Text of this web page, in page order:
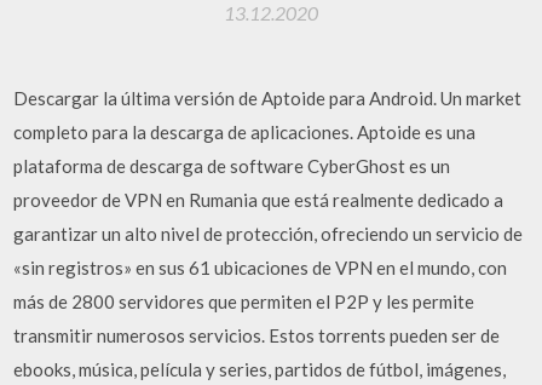
13.12.2020
Descargar la última versión de Aptoide para Android. Un market
completo para la descarga de aplicaciones. Aptoide es una
plataforma de descarga de software CyberGhost es un
proveedor de VPN en Rumania que está realmente dedicado a
garantizar un alto nivel de protección, ofreciendo un servicio de
«sin registros» en sus 61 ubicaciones de VPN en el mundo, con
más de 2800 servidores que permiten el P2P y les permite
transmitir numerosos servicios. Estos torrents pueden ser de
ebooks, música, película y series, partidos de fútbol, imágenes,